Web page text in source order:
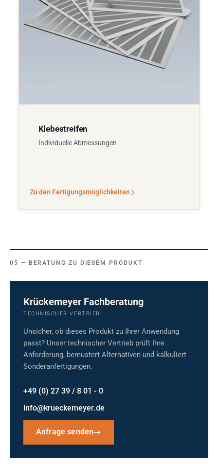
Klebestreifen
Individuelle Abmessungen
Zu den Fertigungsmöglichkeiten
BERATUNG ZU DIESEM PRODUKT
Krückemeyer Fachberatung
TECHNISCHER VERTRIEB
Unsicher, ob dieses Produkt zu Ihrer Anwendung
passt? Unser technischer Vertrieb prüft Ihre
Anforderung, bemustert Alternativen und kalkuliert
Sonderanfertigungen.
+49 (0) 27 39 / 8 01 - 0
info@krueckemeyer.de
Anfrage senden→